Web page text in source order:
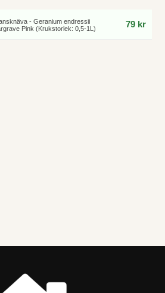
- Geranium endressii
Pink (Krukstorlek: 0,5-1L)
79 kr